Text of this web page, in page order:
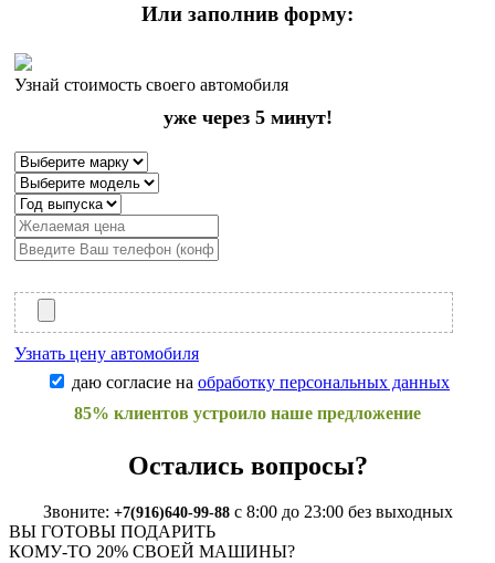
Или заполнив форму:
Узнай стоимость своего автомобиля
уже через 5 минут!
Узнать цену автомобиля
даю согласие на обработку персональных данных
85% клиентов устроило наше предложение
Остались вопросы?
Звоните: +7(916)640-99-88с 8:00 до 23:00 без выходных
ВЫ ГОТОВЫ ПОДАРИТЬ
КОМУ-ТО 20% СВОЕЙ МАШИНЫ?